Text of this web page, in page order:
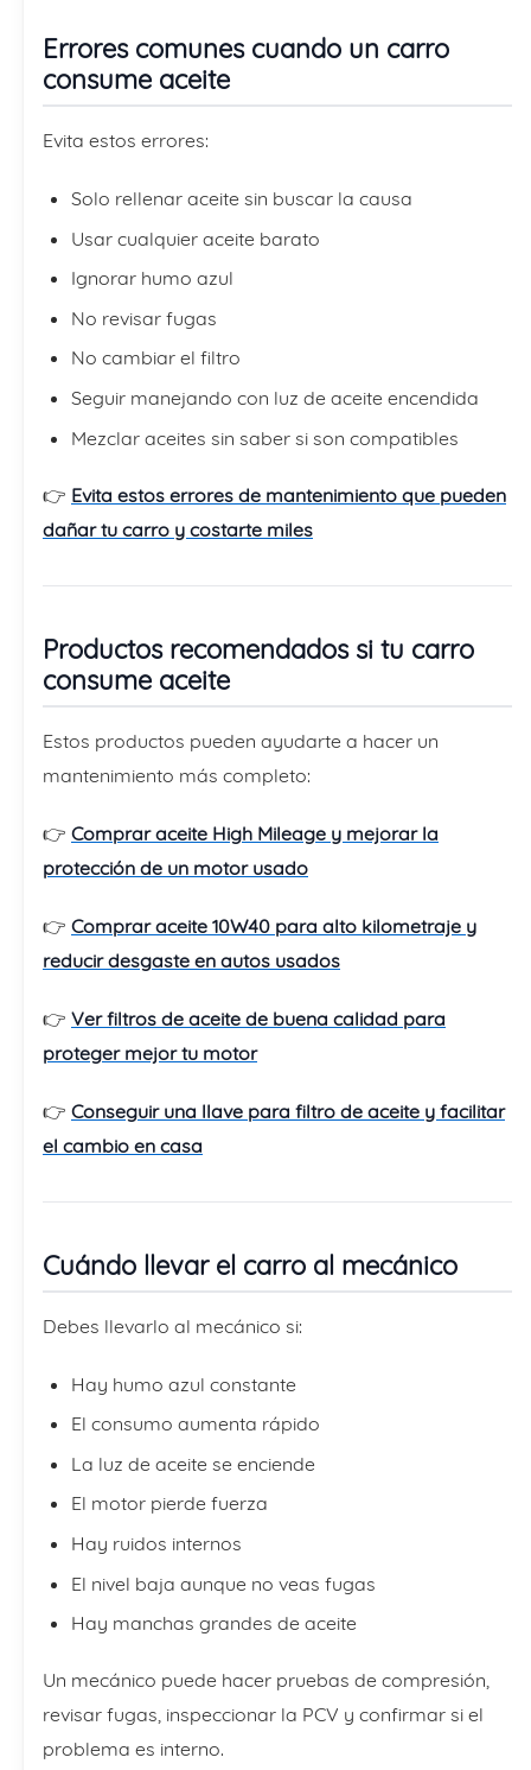
Errores comunes cuando un carro
consume aceite
Evita estos errores:
Solo rellenar aceite sin buscar la causa
Usar cualquier aceite barato
Ignorar humo azul
No revisar fugas
No cambiar el filtro
Seguir manejando con luz de aceite encendida
Mezclar aceites sin saber si son compatibles
👉 Evita estos errores de mantenimiento que pueden
dañar tu carro y costarte miles
Productos recomendados si tu carro
consume aceite
Estos productos pueden ayudarte a hacer un
mantenimiento más completo:
👉 Comprar aceite High Mileage y mejorar la
protección de un motor usado
👉 Comprar aceite 10W40 para alto kilometraje y
reducir desgaste en autos usados
👉 Ver filtros de aceite de buena calidad para
proteger mejor tu motor
👉 Conseguir una llave para filtro de aceite y facilitar
el cambio en casa
Cuándo llevar el carro al mecánico
Debes llevarlo al mecánico si:
Hay humo azul constante
El consumo aumenta rápido
La luz de aceite se enciende
El motor pierde fuerza
Hay ruidos internos
El nivel baja aunque no veas fugas
Hay manchas grandes de aceite
Un mecánico puede hacer pruebas de compresión,
revisar fugas, inspeccionar la PCV y confirmar si el
problema es interno.